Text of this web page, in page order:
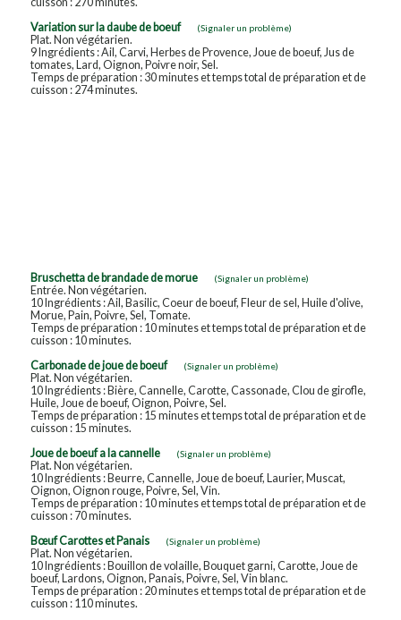
Variation sur la daube de boeuf
(Signaler un problème)
Plat. Non végétarien.
9 Ingrédients : Ail, Carvi, Herbes de Provence, Joue de boeuf, Jus de
tomates, Lard, Oignon, Poivre noir, Sel.
Temps de préparation : 30 minutes et temps total de préparation et de
cuisson : 274 minutes.
Bruschetta de brandade de morue (Signaler un problème)
Entrée. Non végétarien.
10 Ingrédients : Ail, Basilic, Coeur de boeuf, Fleur de sel, Huile d'olive,
Morue, Pain, Poivre, Sel, Tomate.
Temps de préparation : 10 minutes et temps total de préparation et de
cuisson : 10 minutes.
Carbonade de joue de boeuf
(Signaler un problème)
Plat. Non végétarien.
10 Ingrédients : Bière, Cannelle, Carotte, Cassonade, Clou de girofle,
Huile, Joue de boeuf, Oignon, Poivre, Sel.
Temps de préparation : 15 minutes et temps total de préparation et de
cuisson : 15 minutes.
Joue de boeuf a la cannelle
(Signaler un problème)
Plat. Non végétarien.
10 Ingrédients : Beurre, Cannelle, Joue de boeuf, Laurier, Muscat,
Oignon, Oignon rouge, Poivre, Sel, Vin.
Temps de préparation : 10 minutes et temps total de préparation et de
cuisson : 70 minutes.
Bœuf Carottes et Panais
(Signaler un problème)
Plat. Non végétarien.
10 Ingrédients : Bouillon de volaille, Bouquet garni, Carotte, Joue de
boeuf, Lardons, Oignon, Panais, Poivre, Sel, Vin blanc.
Temps de préparation : 20 minutes et temps total de préparation et de
cuisson : 110 minutes.